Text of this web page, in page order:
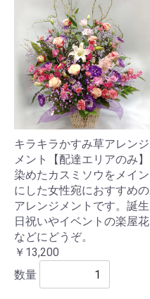
キラキラかすみ草アレンジ
メント【配達エリアのみ】
染めたカスミソウをメイン
にした女性宛におすすめの
アレンジメントです。誕生
日祝いやイベントの楽屋花
などにどうぞ。
￥13,200
数量